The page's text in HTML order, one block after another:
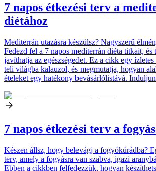
7 napos étkezési terv a
diétához
Mediterrán utazásra készülsz? Nagyszerű
Fedezd fel a 7 napos mediterrán diéta titkait, és
javíthatja az egészségedet. Ez a cikk egy
teli világba kalauzol, és megmutatja, hogyan
ételeket egy hatékony bevásárlólistává.
7 napos étkezési terv a
Készen állsz, hogy belevágj a fogyókúrádba?
terv, amely a fogyásra van szabva, igazi
Ebben a cikkben felfedezzük, hogyan